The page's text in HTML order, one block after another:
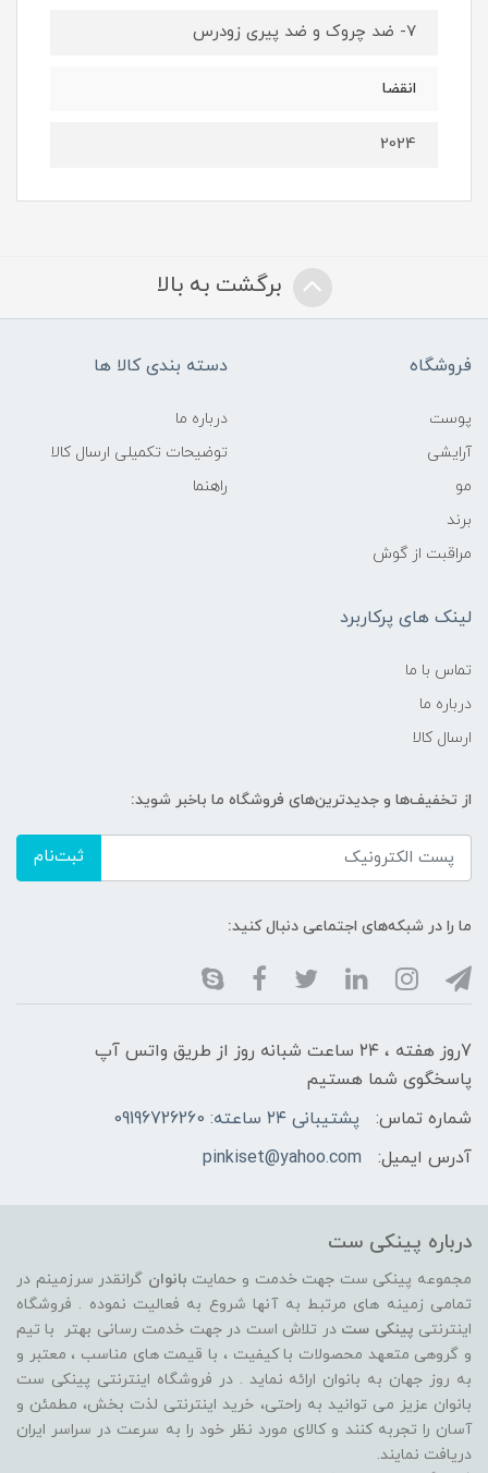
۷- ضد چروک و ضد پیری زودرس
انقضا
2024
برگشت به بالا
فروشگاه
پوست
آرایشی
مو
برند
مراقبت از گوش
دسته بندی کالا ها
درباره ما
توضیحات تکمیلی ارسال کالا
راهنما
لینک های پرکاربرد
تماس با ما
درباره ما
ارسال کالا
از تخفیف‌ها و جدیدترین‌های فروشگاه ما باخبر شوید:
ثبت‌نام
ما را در شبکه‌های اجتماعی دنبال کنید:
7روز هفته ، ۲۴ ساعت شبانه‌ روز از طریق واتس آپ
پاسخگوی شما هستیم
شماره تماس:
پشتیبانی ۲۴ ساعته: 09196726260
آدرس ایمیل:
pinkiset@yahoo.com
درباره پینکی ست
مجموعه پینکی ست جهت خدمت و حمایت بانوان گرانقدر سرزمینم در
تمامی زمینه های مرتبط به آنها شروع به فعالیت نموده . فروشگاه
اینترنتی پینکی ست در تلاش است در جهت خدمت رسانی بهتر با تیم
و گروهی متعهد محصولات با کیفیت ، با قیمت های مناسب ، معتبر و
به روز جهان به بانوان ارائه نماید . در فروشگاه اینترنتی پینکی ست
بانوان عزیز می توانيد به راحتی، خرید اینترنتی لذت بخش، مطمئن و
آسان را تجربه کنند و کالای مورد نظر خود را به سرعت در سراسر ایران
دریافت نمایند.